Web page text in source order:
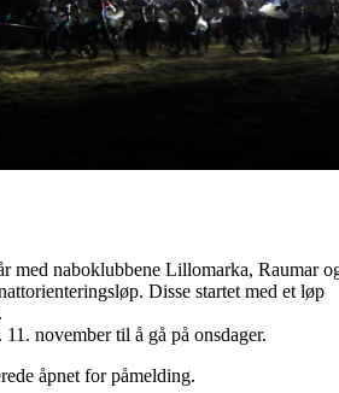
med naboklubbene Lillomarka, Raumar
Disse startet med et løp
november til å gå på onsdager.
åpnet for påmelding.